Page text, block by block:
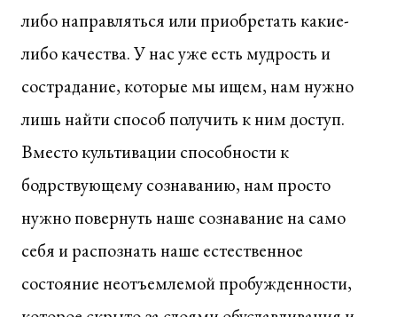
либо направляться или приобретать какие-
либо качества. У нас уже есть мудрость и
сострадание, которые мы ищем, нам нужно
лишь найти способ получить к ним доступ.
Вместо культивации способности к
бодрствующему сознаванию, нам просто
нужно повернуть наше сознавание на само
себя и распознать наше естественное
состояние неотъемлемой пробужденности,